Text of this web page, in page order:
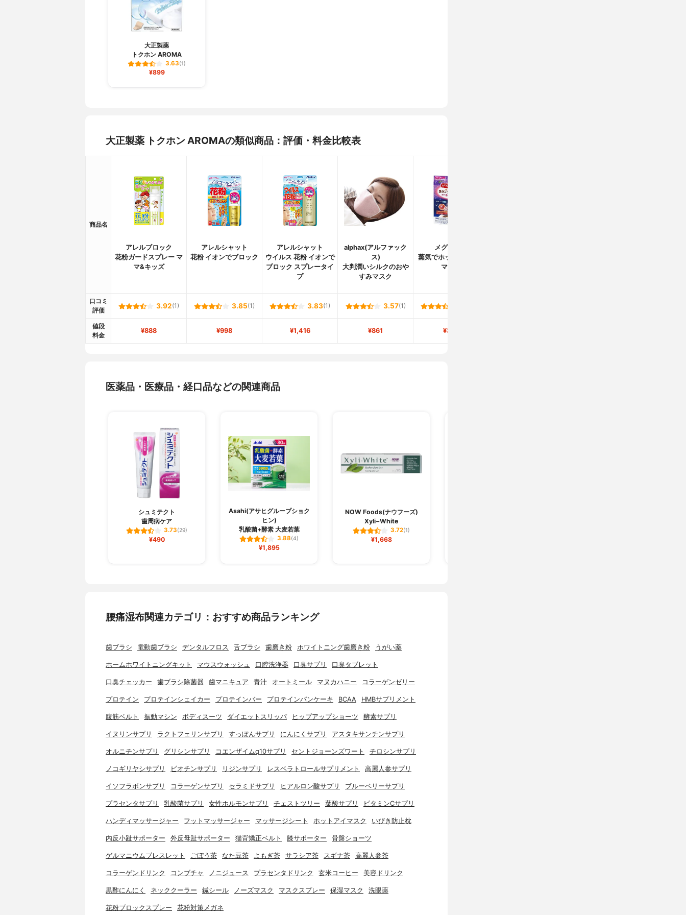
大正製薬
トクホン AROMA
3.63(1)
¥899
大正製薬 トクホン AROMAの類似商品：評価・料金比較表
商品名
アレルブロック
花粉ガードスプレー マ
マ&キッズ
アレルシャット
花粉 イオンでブロック
アレルシャット
ウイルス 花粉 イオンで
ブロック スプレータイ
プ
alphax(アルファック
ス)
大判潤いシルクのおや
すみマスク
メグリズム
蒸気でホットうるおい
マスク
口コミ
評価
3.92(1) 3.85(1) 3.83(1) 3.57(1)
値段
料金
¥888 ¥998 ¥1,416 ¥861 ¥378
医薬品・医療品・経口品などの関連商品
シュミテクト
歯周病ケア
3.73(29)
¥490
Asahi(アサヒグループショク
ヒン)
乳酸菌+酵素 大麦若葉
3.88(4)
¥1,895
NOW Foods(ナウフーズ)
Xyli−White
3.72(1)
¥1,668
腰痛湿布関連カテゴリ：おすすめ商品ランキング
歯ブラシ 電動歯ブラシ デンタルフロス 舌ブラシ 歯磨き粉 ホワイトニング歯磨き粉 うがい薬
ホームホワイトニングキット マウスウォッシュ 口腔洗浄器 口臭サプリ 口臭タブレット
口臭チェッカー 歯ブラシ除菌器 歯マニキュア 青汁 オートミール マヌカハニー コラーゲンゼリー
プロテイン プロテインシェイカー プロテインバー プロテインパンケーキ BCAA HMBサプリメント
腹筋ベルト 振動マシン ボディスーツ ダイエットスリッパ ヒップアップショーツ 酵素サプリ
イヌリンサプリ ラクトフェリンサプリ すっぽんサプリ にんにくサプリ アスタキサンチンサプリ
オルニチンサプリ グリシンサプリ コエンザイムq10サプリ セントジョーンズワート チロシンサプリ
ノコギリヤシサプリ ビオチンサプリ リジンサプリ レスベラトロールサプリメント 高麗人参サプリ
イソフラボンサプリ コラーゲンサプリ セラミドサプリ ヒアルロン酸サプリ ブルーベリーサプリ
プラセンタサプリ 乳酸菌サプリ 女性ホルモンサプリ チェストツリー 葉酸サプリ ビタミンCサプリ
ハンディマッサージャー フットマッサージャー マッサージシート ホットアイマスク いびき防止枕
内反小趾サポーター 外反母趾サポーター 猫背矯正ベルト 膝サポーター 骨盤ショーツ
ゲルマニウムブレスレット ごぼう茶 なた豆茶 よもぎ茶 サラシア茶 スギナ茶 高麗人参茶
コラーゲンドリンク コンブチャ ノニジュース プラセンタドリンク 玄米コーヒー 美容ドリンク
黒酢にんにく ネッククーラー 鍼シール ノーズマスク マスクスプレー 保湿マスク 洗眼薬
花粉ブロックスプレー 花粉対策メガネ